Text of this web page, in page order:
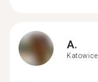
A.
Katowice